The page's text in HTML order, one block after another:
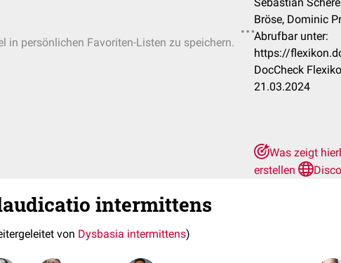
in persönlichen Favoriten-Listen zu speichern.
Bröse, Dominic
Abrufbar unter:
https://
DocCheck
21.03.2024
Was zeigt
erstellen
intermittens
von Dysbasia intermittens)